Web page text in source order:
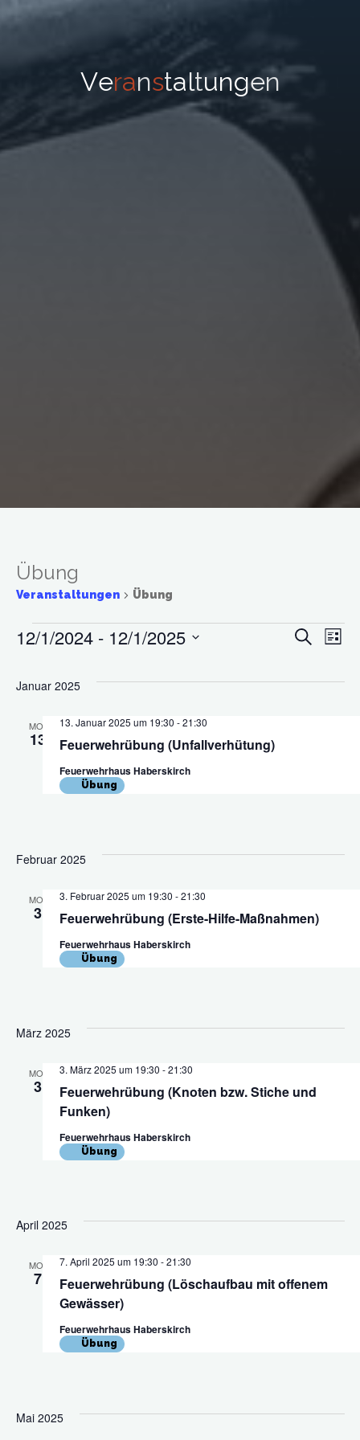
Veranstaltungen
Übung
Veranstaltungen Übung
Veranstaltungen
Suche
Suche
Liste
12/1/2024 - 12/1/2025
wählen.
Januar 2025
MO.
13 Feuerwehrübung (Unfallverhütung)
13. Januar 2025 um 19:30 -21:30
Feuerwehrhaus Haberskirch
Übung
Februar 2025
MO.
3 Feuerwehrübung (Erste-Hilfe-Maßnahmen)
3. Februar 2025 um 19:30 -21:30
Feuerwehrhaus Haberskirch
Übung
März 2025
MO.
3
Feuerwehrübung (Knoten bzw. Stiche und
Funken)
3. März 2025 um 19:30 -21:30
Feuerwehrhaus Haberskirch
Übung
April 2025
MO.
7
Feuerwehrübung (Löschaufbau mit offenem
Gewässer)
7. April 2025 um 19:30 -21:30
Feuerwehrhaus Haberskirch
Übung
Mai 2025